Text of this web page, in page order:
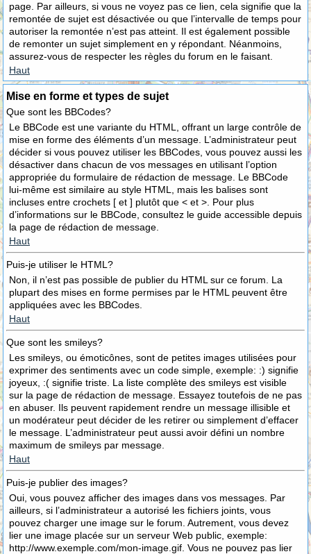
page. Par ailleurs, si vous ne voyez pas ce lien, cela signifie que la
remontée de sujet est désactivée ou que l’intervalle de temps pour
autoriser la remontée n’est pas atteint. Il est également possible
de remonter un sujet simplement en y répondant. Néanmoins,
assurez-vous de respecter les règles du forum en le faisant.
Haut
Mise en forme et types de sujet
Que sont les BBCodes?
Le BBCode est une variante du HTML, offrant un large contrôle de
mise en forme des éléments d’un message. L’administrateur peut
décider si vous pouvez utiliser les BBCodes, vous pouvez aussi les
désactiver dans chacun de vos messages en utilisant l’option
appropriée du formulaire de rédaction de message. Le BBCode
lui-même est similaire au style HTML, mais les balises sont
incluses entre crochets [ et ] plutôt que < et >. Pour plus
d’informations sur le BBCode, consultez le guide accessible depuis
la page de rédaction de message.
Haut
Puis-je utiliser le HTML?
Non, il n’est pas possible de publier du HTML sur ce forum. La
plupart des mises en forme permises par le HTML peuvent être
appliquées avec les BBCodes.
Haut
Que sont les smileys?
Les smileys, ou émoticônes, sont de petites images utilisées pour
exprimer des sentiments avec un code simple, exemple: :) signifie
joyeux, :( signifie triste. La liste complète des smileys est visible
sur la page de rédaction de message. Essayez toutefois de ne pas
en abuser. Ils peuvent rapidement rendre un message illisible et
un modérateur peut décider de les retirer ou simplement d’effacer
le message. L’administrateur peut aussi avoir défini un nombre
maximum de smileys par message.
Haut
Puis-je publier des images?
Oui, vous pouvez afficher des images dans vos messages. Par
ailleurs, si l’administrateur a autorisé les fichiers joints, vous
pouvez charger une image sur le forum. Autrement, vous devez
lier une image placée sur un serveur Web public, exemple:
http://www.exemple.com/mon-image.gif. Vous ne pouvez pas lier